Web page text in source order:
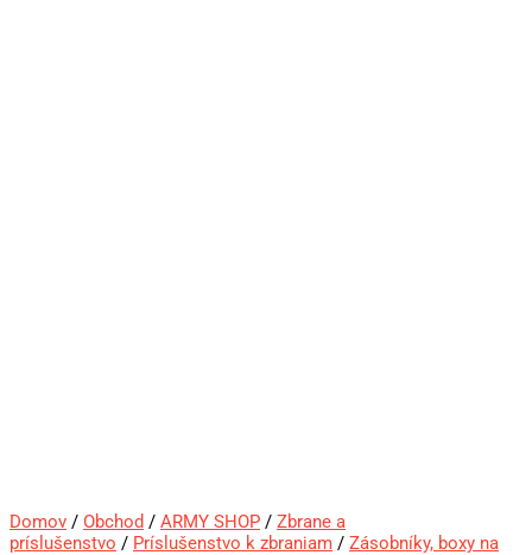
Domov / Obchod / ARMY SHOP / Zbrane a
príslušenstvo / Príslušenstvo k zbraniam / Zásobníky, boxy na